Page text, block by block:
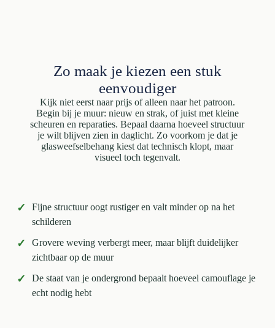
Zo maak je kiezen een stuk
eenvoudiger
Kijk niet eerst naar prijs of alleen naar het patroon.
Begin bij je muur: nieuw en strak, of juist met kleine
scheuren en reparaties. Bepaal daarna hoeveel structuur
je wilt blijven zien in daglicht. Zo voorkom je dat je
glasweefselbehang kiest dat technisch klopt, maar
visueel toch tegenvalt.
✓
Fijne structuur oogt rustiger en valt minder op na het
schilderen
✓
Grovere weving verbergt meer, maar blijft duidelijker
zichtbaar op de muur
✓
De staat van je ondergrond bepaalt hoeveel camouflage je
echt nodig hebt